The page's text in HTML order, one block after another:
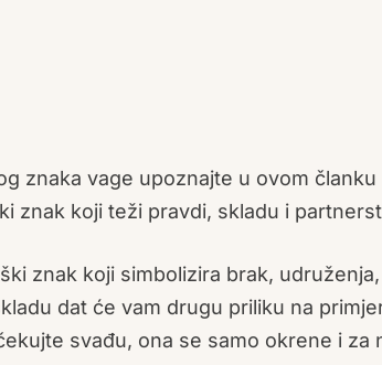
znaka vage upoznajte u ovom
znak koji teži pravdi, skladu i
znak koji simbolizira brak,
dat će vam drugu priliku na
svađu, ona se samo okrene i za